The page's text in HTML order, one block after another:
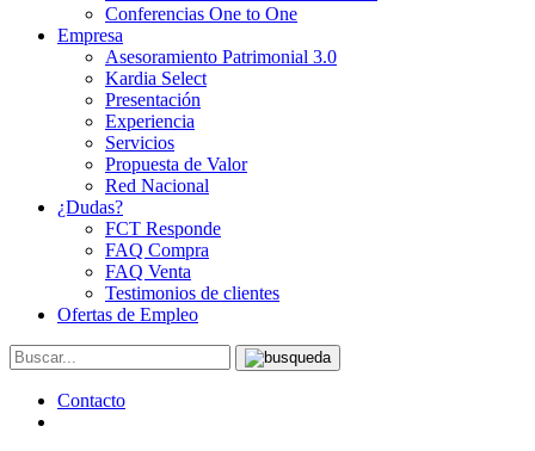
Conferencias One to One
Empresa
Asesoramiento Patrimonial 3.0
Kardia Select
Presentación
Experiencia
Servicios
Propuesta de Valor
Red Nacional
¿Dudas?
FCT Responde
FAQ Compra
FAQ Venta
Testimonios de clientes
Ofertas de Empleo
Contacto